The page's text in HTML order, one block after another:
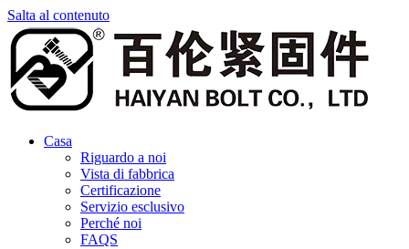
Salta al contenuto
Casa
Riguardo a noi
Vista di fabbrica
Certificazione
Servizio esclusivo
Perché noi
FAQS